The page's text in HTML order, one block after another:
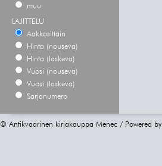
muu
LAJITTELU
Aakkosittain
Hinta (nouseva)
Hinta (laskeva)
Vuosi (nouseva)
Vuosi (laskeva)
Sarjanumero
© Antikvaarinen kirjakauppa Menec / Powered by